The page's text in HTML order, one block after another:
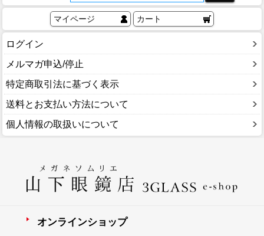
マイページ カート
ログイン
メルマガ申込/停止
特定商取引法に基づく表示
送料とお支払い方法について
個人情報の取扱いについて
オンラインショップ